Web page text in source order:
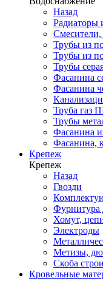
Назад
Радиаторы
Смесители,
Трубы из
Трубы из
Трубы
Фасанина
Фасанина
Труба газ
Трубы
Фасанина
Фасанина,
Крепеж
Крепеж
Назад
Гвозди
Фурнитура
Хомут,
Электроды
Метизы,
Скоба
Кровельные